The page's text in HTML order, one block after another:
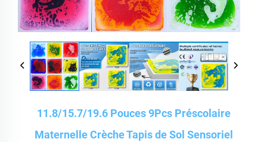
11.8/15.7/19.6 Pouces 9Pcs Préscolaire
Maternelle Crèche Tapis de Sol Sensoriel